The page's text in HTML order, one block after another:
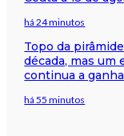
há 24 minutos
Topo da
década, mas um
continua a
há 55 minutos